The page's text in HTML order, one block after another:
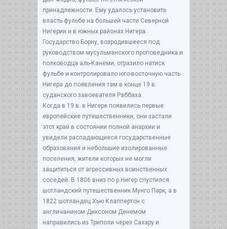
принадлежности. Ему удалось установить
власть фульбе на большей части Северной
Нигерии и в южных районах Нигера.
Государство Борну, возродившееся под
руководством мусульманского проповедника и
полководца аль-Канеми, отразило натиск
фульбе и контролировало юго-восточную часть
Нигера до появления там в конце 19 в.
суданского завоевателя Раббаха.
Когда в 19 в. в Нигере появились первые
европейские путешественники, они застали
этот край в состоянии полной анархии и
увидели распадающиеся государственные
образования и небольшие изолированные
поселения, жители которых не могли
защититься от агрессивных воинственных
соседей. В 1806 вниз по р.Нигер спустился
шотландский путешественник Мунго Парк, а в
1822 шотландец Хью Клаппертон с
англичанином Диксоном Денемом
направились из Триполи через Сахару и